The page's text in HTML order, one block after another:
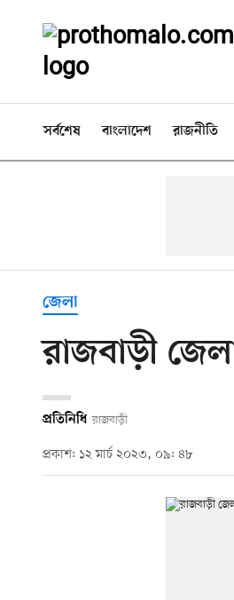
সর্বশেষ বাংলাদেশ রাজনীতি
জেলা
রাজবাড়ী
প্রতিনিধি রাজবাড়ী
প্রকাশ: ১২ মার্চ ২০২৩, ০৯: ৪৮